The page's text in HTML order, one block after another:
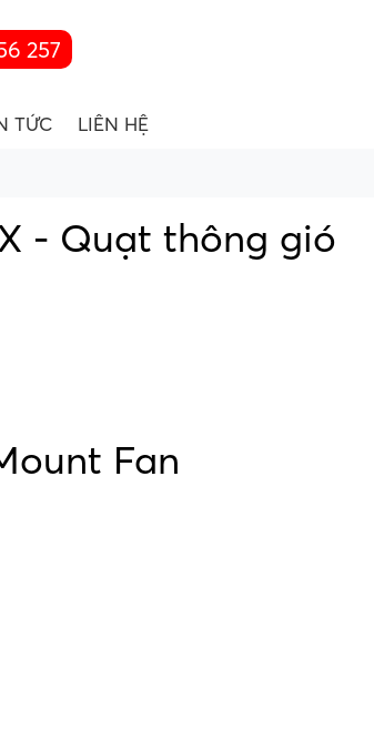
257
TỨC LIÊN HỆ
- Quạt thông gió
Fan